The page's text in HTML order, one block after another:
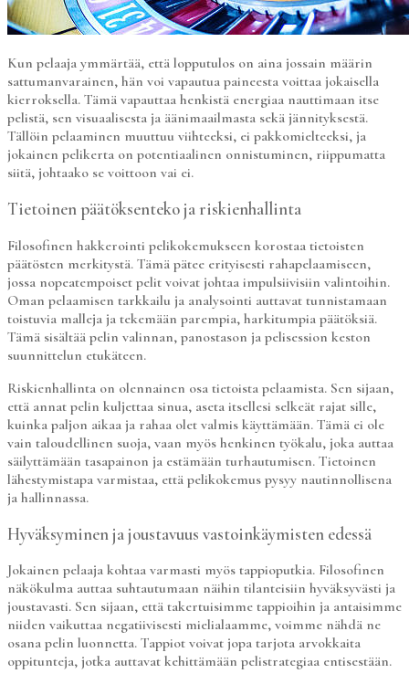
Kun pelaaja ymmärtää, että lopputulos on aina jossain määrin
sattumanvarainen, hän voi vapautua paineesta voittaa jokaisella
kierroksella. Tämä vapauttaa henkistä energiaa nauttimaan itse
pelistä, sen visuaalisesta ja äänimaailmasta sekä jännityksestä.
Tällöin pelaaminen muuttuu viihteeksi, ei pakkomielteeksi, ja
jokainen pelikerta on potentiaalinen onnistuminen, riippumatta
siitä, johtaako se voittoon vai ei.
Tietoinen päätöksenteko ja riskienhallinta
Filosofinen hakkerointi pelikokemukseen korostaa tietoisten
päätösten merkitystä. Tämä pätee erityisesti rahapelaamiseen,
jossa nopeatempoiset pelit voivat johtaa impulsiivisiin valintoihin.
Oman pelaamisen tarkkailu ja analysointi auttavat tunnistamaan
toistuvia malleja ja tekemään parempia, harkitumpia päätöksiä.
Tämä sisältää pelin valinnan, panostason ja pelisession keston
suunnittelun etukäteen.
Riskienhallinta on olennainen osa tietoista pelaamista. Sen sijaan,
että annat pelin kuljettaa sinua, aseta itsellesi selkeät rajat sille,
kuinka paljon aikaa ja rahaa olet valmis käyttämään. Tämä ei ole
vain taloudellinen suoja, vaan myös henkinen työkalu, joka auttaa
säilyttämään tasapainon ja estämään turhautumisen. Tietoinen
lähestymistapa varmistaa, että pelikokemus pysyy nautinnollisena
ja hallinnassa.
Hyväksyminen ja joustavuus vastoinkäymisten edessä
Jokainen pelaaja kohtaa varmasti myös tappioputkia. Filosofinen
näkökulma auttaa suhtautumaan näihin tilanteisiin hyväksyvästi ja
joustavasti. Sen sijaan, että takertuisimme tappioihin ja antaisimme
niiden vaikuttaa negatiivisesti mielialaamme, voimme nähdä ne
osana pelin luonnetta. Tappiot voivat jopa tarjota arvokkaita
oppitunteja, jotka auttavat kehittämään pelistrategiaa entisestään.